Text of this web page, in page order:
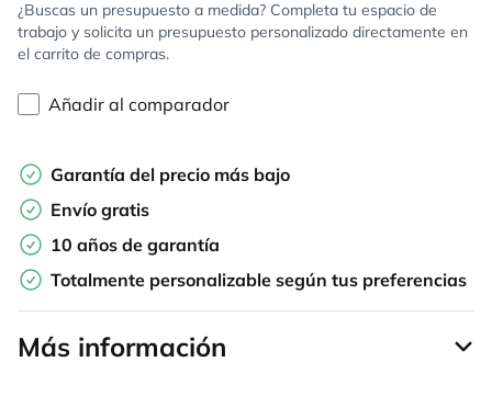
¿Buscas un presupuesto a medida? Completa tu espacio de
trabajo y solicita un presupuesto personalizado directamente en
el carrito de compras.
Añadir al comparador
Garantía del precio más bajo
Envío gratis
10 años de garantía
Totalmente personalizable según tus preferencias
Más información